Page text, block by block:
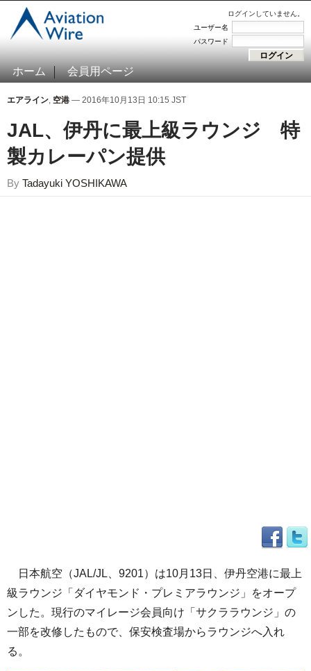
ログインしていません。
ユーザー名
パスワード
ホーム 会員用ページ
エアライン, 空港 — 2016年10月13日 10:15 JST
JAL、伊丹に最上級ラウンジ 特
製カレーパン提供
By Tadayuki YOSHIKAWA
日本航空（JAL/JL、9201）は10月13日、伊丹空港に最上
級ラウンジ「ダイヤモンド・プレミアラウンジ」をオープ
ンした。現行のマイレージ会員向け「サクララウンジ」の
一部を改修したもので、保安検査場からラウンジへ入れ
る。